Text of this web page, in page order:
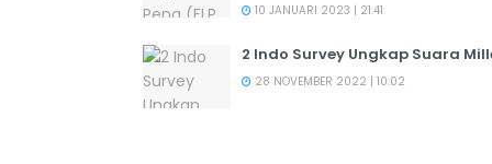
10 JANUARI 2023 | 21:41
2 Indo Survey Ungkap Suara
28 NOVEMBER 2022 | 10:02